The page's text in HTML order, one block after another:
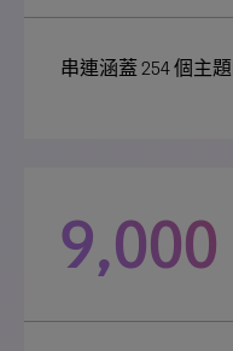
串連涵蓋 254 個主